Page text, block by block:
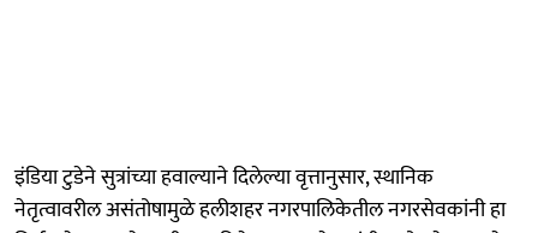
इंडिया टुडेने सुत्रांच्या हवाल्याने दिलेल्या वृत्तानुसार, स्थानिक
नेतृत्वावरील असंतोषामुळे हलीशहर नगरपालिकेतील नगरसेवकांनी हा